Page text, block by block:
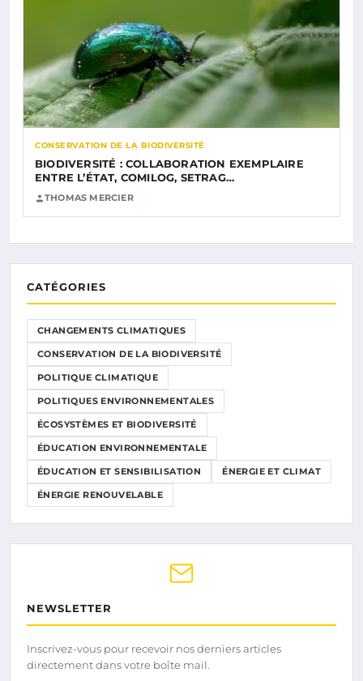
CONSERVATION DE LA BIODIVERSITÉ
BIODIVERSITÉ : COLLABORATION EXEMPLAIRE
ENTRE L’ÉTAT, COMILOG, SETRAG…
THOMAS MERCIER
CATÉGORIES
CHANGEMENTS CLIMATIQUES
CONSERVATION DE LA BIODIVERSITÉ
POLITIQUE CLIMATIQUE
POLITIQUES ENVIRONNEMENTALES
ÉCOSYSTÈMES ET BIODIVERSITÉ
ÉDUCATION ENVIRONNEMENTALE
ÉDUCATION ET SENSIBILISATION ÉNERGIE ET CLIMAT
ÉNERGIE RENOUVELABLE
NEWSLETTER
Inscrivez-vous pour recevoir nos derniers articles
directement dans votre boîte mail.